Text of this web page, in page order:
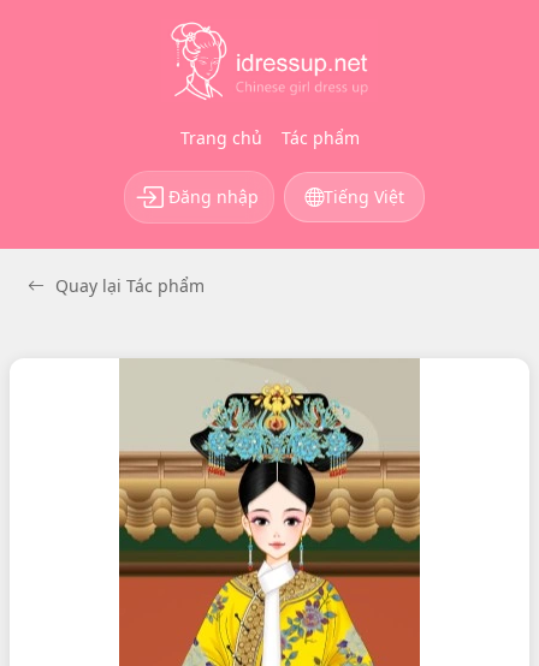
Trang chủ Tác phẩm
Đăng nhập Tiếng Việt
Quay lại Tác phẩm